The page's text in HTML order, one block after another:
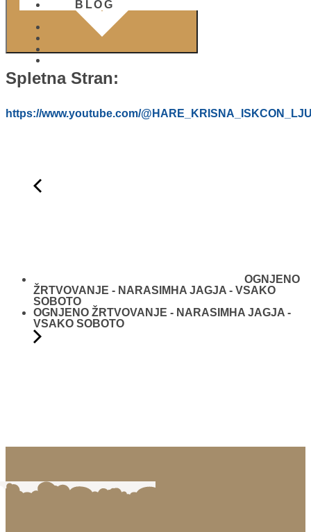
BLOG
Spletna Stran:
https://www.youtube.com/
OGNJENO
ŽRTVOVANJE - NARASIMHA JAGJA - VSAKO
SOBOTO
OGNJENO ŽRTVOVANJE - NARASIMHA JAGJA -
VSAKO SOBOTO